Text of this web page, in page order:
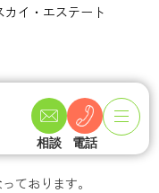
イ・エステート
相談 電話
関東鉄道常総線 ご成約済み
ております。